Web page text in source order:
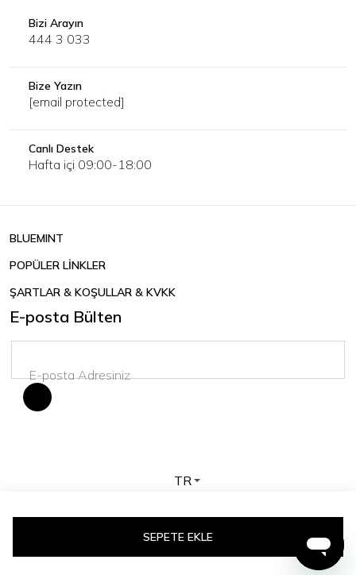
SEPETE EKLE
Bizi Arayın
444 3 033
Bize Yazın
[email protected]
Canlı Destek
Hafta içi 09:00-18:00
BLUEMINT
POPÜLER LİNKLER
ŞARTLAR & KOŞULLAR & KVKK
E-posta Bülten
TR